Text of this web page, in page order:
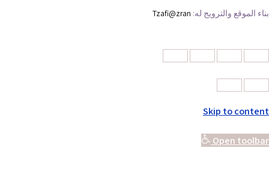
بناء الموقع والترويج له: Tzafi@zran
Skip to content
Open toolbar